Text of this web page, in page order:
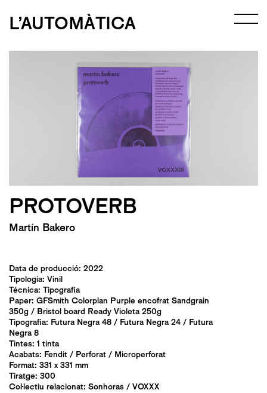
L’AUTOMÀTICA
PROTOVERB
Martín Bakero
Data de producció: 2022
Tipologia: Vinil
Técnica: Tipografia
Paper: GFSmith Colorplan Purple encofrat Sandgrain
350g / Bristol board Ready Violeta 250g
Tipografia: Futura Negra 48 / Futura Negra 24 / Futura
Negra 8
Tintes: 1 tinta
Acabats: Fendit / Perforat / Microperforat
Format: 331 x 331 mm
Tiratge: 300
Col·lectiu relacionat: Sonhoras / VOXXX